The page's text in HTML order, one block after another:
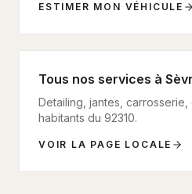
ESTIMER MON VÉHICULE
Tous nos services à
Detailing, jantes,
habitants du 92310.
VOIR LA PAGE LOCALE